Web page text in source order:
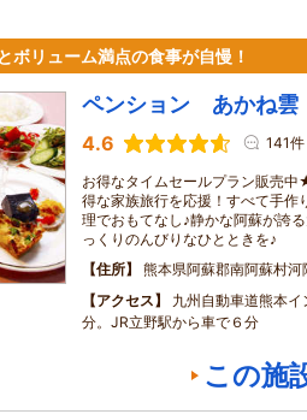
ボリューム満点の食事が自慢！
ペンション あかね雲
4.6 141件
お得なタイムセールプラン販売
得な家族旅行を応援！すべて手作
理でおもてなし♪静かな阿蘇が誇
っくりのんびりなひとときを♪
住所
熊本県阿蘇郡南阿蘇村河
アクセス
九州自動車道熊本
分。JR立野駅から車で６分
この施